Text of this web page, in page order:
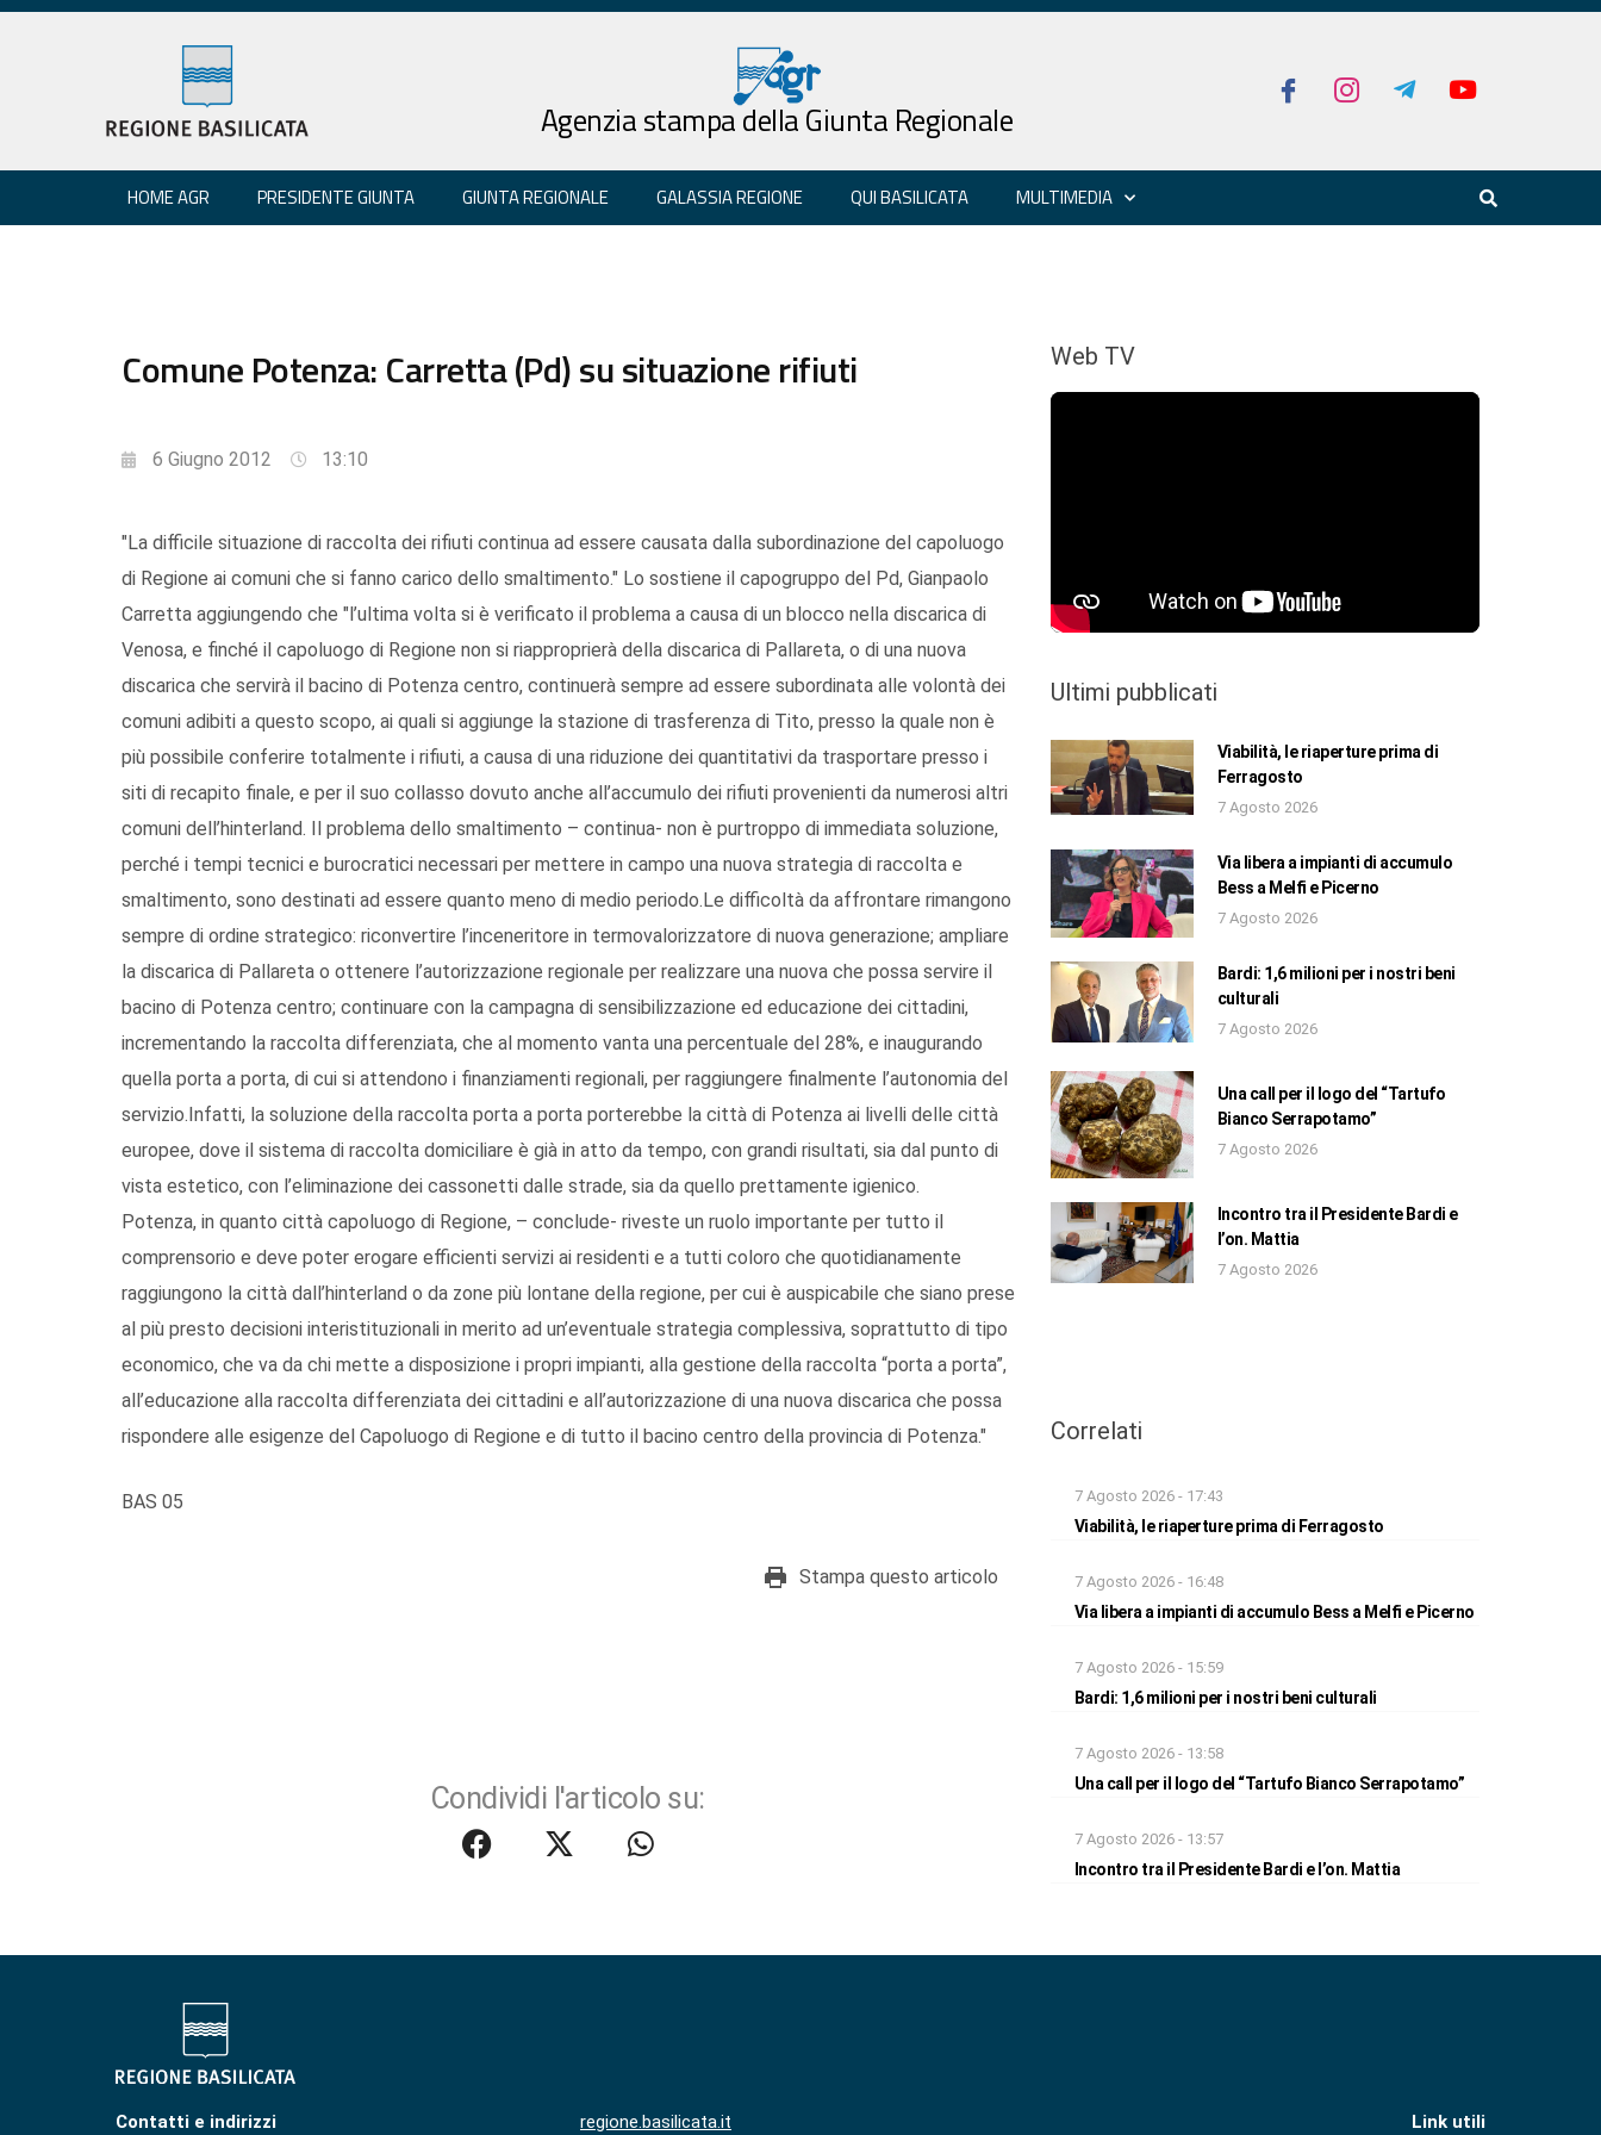
Agenzia stampa della Giunta Regionale
HOME AGR PRESIDENTE GIUNTA GIUNTA REGIONALE GALASSIA REGIONE QUI BASILICATA MULTIMEDIA
Comune Potenza: Carretta (Pd) su situazione rifiuti
6 Giugno 2012 13:10
"La difficile situazione di raccolta dei rifiuti continua ad essere causata dalla subordinazione del capoluogo
di Regione ai comuni che si fanno carico dello smaltimento." Lo sostiene il capogruppo del Pd, Gianpaolo
Carretta aggiungendo che "l’ultima volta si è verificato il problema a causa di un blocco nella discarica di
Venosa, e finché il capoluogo di Regione non si riapproprierà della discarica di Pallareta, o di una nuova
discarica che servirà il bacino di Potenza centro, continuerà sempre ad essere subordinata alle volontà dei
comuni adibiti a questo scopo, ai quali si aggiunge la stazione di trasferenza di Tito, presso la quale non è
più possibile conferire totalmente i rifiuti, a causa di una riduzione dei quantitativi da trasportare presso i
siti di recapito finale, e per il suo collasso dovuto anche all’accumulo dei rifiuti provenienti da numerosi altri
comuni dell’hinterland. Il problema dello smaltimento – continua- non è purtroppo di immediata soluzione,
perché i tempi tecnici e burocratici necessari per mettere in campo una nuova strategia di raccolta e
smaltimento, sono destinati ad essere quanto meno di medio periodo.Le difficoltà da affrontare rimangono
sempre di ordine strategico: riconvertire l’inceneritore in termovalorizzatore di nuova generazione; ampliare
la discarica di Pallareta o ottenere l’autorizzazione regionale per realizzare una nuova che possa servire il
bacino di Potenza centro; continuare con la campagna di sensibilizzazione ed educazione dei cittadini,
incrementando la raccolta differenziata, che al momento vanta una percentuale del 28%, e inaugurando
quella porta a porta, di cui si attendono i finanziamenti regionali, per raggiungere finalmente l’autonomia del
servizio.Infatti, la soluzione della raccolta porta a porta porterebbe la città di Potenza ai livelli delle città
europee, dove il sistema di raccolta domiciliare è già in atto da tempo, con grandi risultati, sia dal punto di
vista estetico, con l’eliminazione dei cassonetti dalle strade, sia da quello prettamente igienico.
Potenza, in quanto città capoluogo di Regione, – conclude- riveste un ruolo importante per tutto il
comprensorio e deve poter erogare efficienti servizi ai residenti e a tutti coloro che quotidianamente
raggiungono la città dall’hinterland o da zone più lontane della regione, per cui è auspicabile che siano prese
al più presto decisioni interistituzionali in merito ad un’eventuale strategia complessiva, soprattutto di tipo
economico, che va da chi mette a disposizione i propri impianti, alla gestione della raccolta “porta a porta”,
all’educazione alla raccolta differenziata dei cittadini e all’autorizzazione di una nuova discarica che possa
rispondere alle esigenze del Capoluogo di Regione e di tutto il bacino centro della provincia di Potenza."
BAS 05
Stampa questo articolo
Condividi l'articolo su:
Web TV
Ultimi pubblicati
Viabilità, le riaperture prima di
Ferragosto
7 Agosto 2026
Via libera a impianti di accumulo
Bess a Melfi e Picerno
7 Agosto 2026
Bardi: 1,6 milioni per i nostri beni
culturali
7 Agosto 2026
Una call per il logo del “Tartufo
Bianco Serrapotamo”
7 Agosto 2026
Incontro tra il Presidente Bardi e
l’on. Mattia
7 Agosto 2026
Correlati
7 Agosto 2026 - 17:43
Viabilità, le riaperture prima di Ferragosto
7 Agosto 2026 - 16:48
Via libera a impianti di accumulo Bess a Melfi e Picerno
7 Agosto 2026 - 15:59
Bardi: 1,6 milioni per i nostri beni culturali
7 Agosto 2026 - 13:58
Una call per il logo del “Tartufo Bianco Serrapotamo”
7 Agosto 2026 - 13:57
Incontro tra il Presidente Bardi e l’on. Mattia
Contatti e indirizzi regione.basilicata.it Link utili